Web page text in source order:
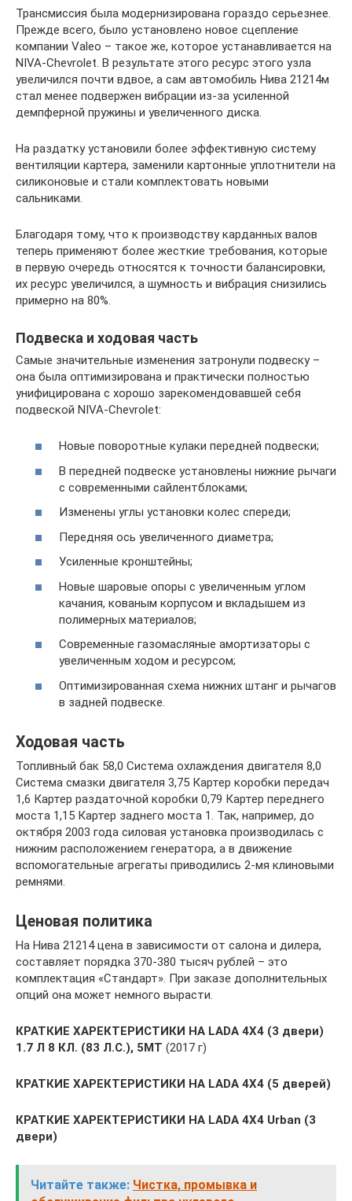
Трансмиссия была модернизирована гораздо серьезнее.
Прежде всего, было установлено новое сцепление
компании Valeo – такое же, которое устанавливается на
NIVA-Chevrolet. В результате этого ресурс этого узла
увеличился почти вдвое, а сам автомобиль Нива 21214м
стал менее подвержен вибрации из-за усиленной
демпферной пружины и увеличенного диска.
На раздатку установили более эффективную систему
вентиляции картера, заменили картонные уплотнители на
силиконовые и стали комплектовать новыми
сальниками.
Благодаря тому, что к производству карданных валов
теперь применяют более жесткие требования, которые
в первую очередь относятся к точности балансировки,
их ресурс увеличился, а шумность и вибрация снизились
примерно на 80%.
Подвеска и ходовая часть
Самые значительные изменения затронули подвеску –
она была оптимизирована и практически полностью
унифицирована с хорошо зарекомендовавшей себя
подвеской NIVA-Chevrolet:
Новые поворотные кулаки передней подвески;
В передней подвеске установлены нижние рычаги
с современными сайлентблоками;
Изменены углы установки колес спереди;
Передняя ось увеличенного диаметра;
Усиленные кронштейны;
Новые шаровые опоры с увеличенным углом
качания, кованым корпусом и вкладышем из
полимерных материалов;
Современные газомасляные амортизаторы с
увеличенным ходом и ресурсом;
Оптимизированная схема нижних штанг и рычагов
в задней подвеске.
Ходовая часть
Топливный бак 58,0 Система охлаждения двигателя 8,0
Система смазки двигателя 3,75 Картер коробки передач
1,6 Картер раздаточной коробки 0,79 Картер переднего
моста 1,15 Картер заднего моста 1. Так, например, до
октября 2003 года силовая установка производилась с
нижним расположением генератора, а в движение
вспомогательные агрегаты приводились 2-мя клиновыми
ремнями.
Ценовая политика
На Нива 21214 цена в зависимости от салона и дилера,
составляет порядка 370-380 тысяч рублей – это
комплектация «Стандарт». При заказе дополнительных
опций она может немного вырасти.
КРАТКИЕ ХАРЕКТЕРИСТИКИ НА LADA 4X4 (3 двери)
1.7 Л 8 КЛ. (83 Л.С.), 5МТ (2017 г)
КРАТКИЕ ХАРЕКТЕРИСТИКИ НА LADA 4X4 (5 дверей)
КРАТКИЕ ХАРЕКТЕРИСТИКИ НА LADA 4X4 Urban (3
двери)
Читайте также: Чистка, промывка и